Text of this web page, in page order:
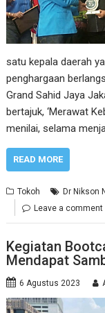
satu kepala daerah
penghargaan
Grand Sahid Jaya
bertajuk, ‘Merawat
menilai, selama
READ MORE
Tokoh Dr Nikson
Leave a comment
Kegiatan
Mendapat
6 Agustus 2023